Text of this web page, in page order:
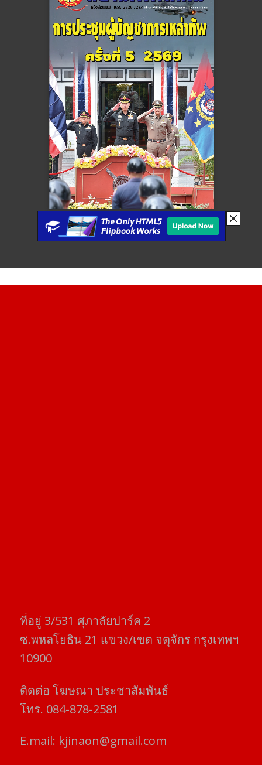
ที่อยู่​ 3/531​ ศุภาลัยปาร์ค​ 2
ซ.พหลโยธิน​ 21​ แขวง/เขต​ จตุจักร​ กรุงเทพฯ
10900
ติดต่อ​ โฆษณา​ ประชาสัมพันธ์
โทร​. 084-878-2581
E.mail: kjinaon@gmail.com